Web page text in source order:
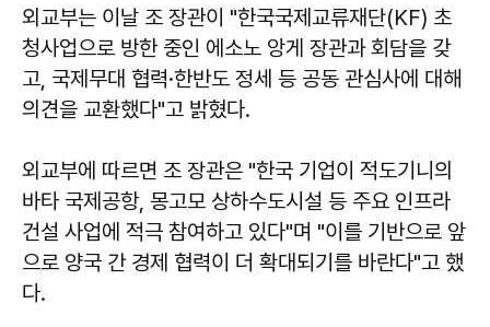
외교부는 이날 조 장관이 "한국국제교류재단(KF) 초
청사업으로 방한 중인 에소노 앙게 장관과 회담을 갖
고, 국제무대 협력·한반도 정세 등 공동 관심사에 대해
의견을 교환했다"고 밝혔다.
외교부에 따르면 조 장관은 "한국 기업이 적도기니의
바타 국제공항, 몽고모 상하수도시설 등 주요 인프라
건설 사업에 적극 참여하고 있다"며 "이를 기반으로 앞
으로 양국 간 경제 협력이 더 확대되기를 바란다"고 했
다.